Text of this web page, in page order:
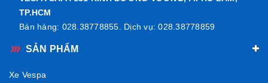
TP.HCM
Bán hàng: 028.38778855. Dịch vụ: 028.38778859
SẢN PHẨM
Xe Vespa